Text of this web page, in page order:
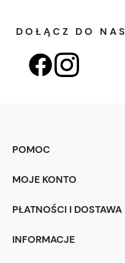
DOŁĄCZ DO NAS
POMOC
MOJE KONTO
PŁATNOŚCI I DOSTAWA
INFORMACJE